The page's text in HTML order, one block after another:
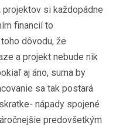
si každopádne
financií to
dôvodu, že
a projekt nebude nik
aj áno, suma by
sa tak postará
nápady spojené
predovšetkým